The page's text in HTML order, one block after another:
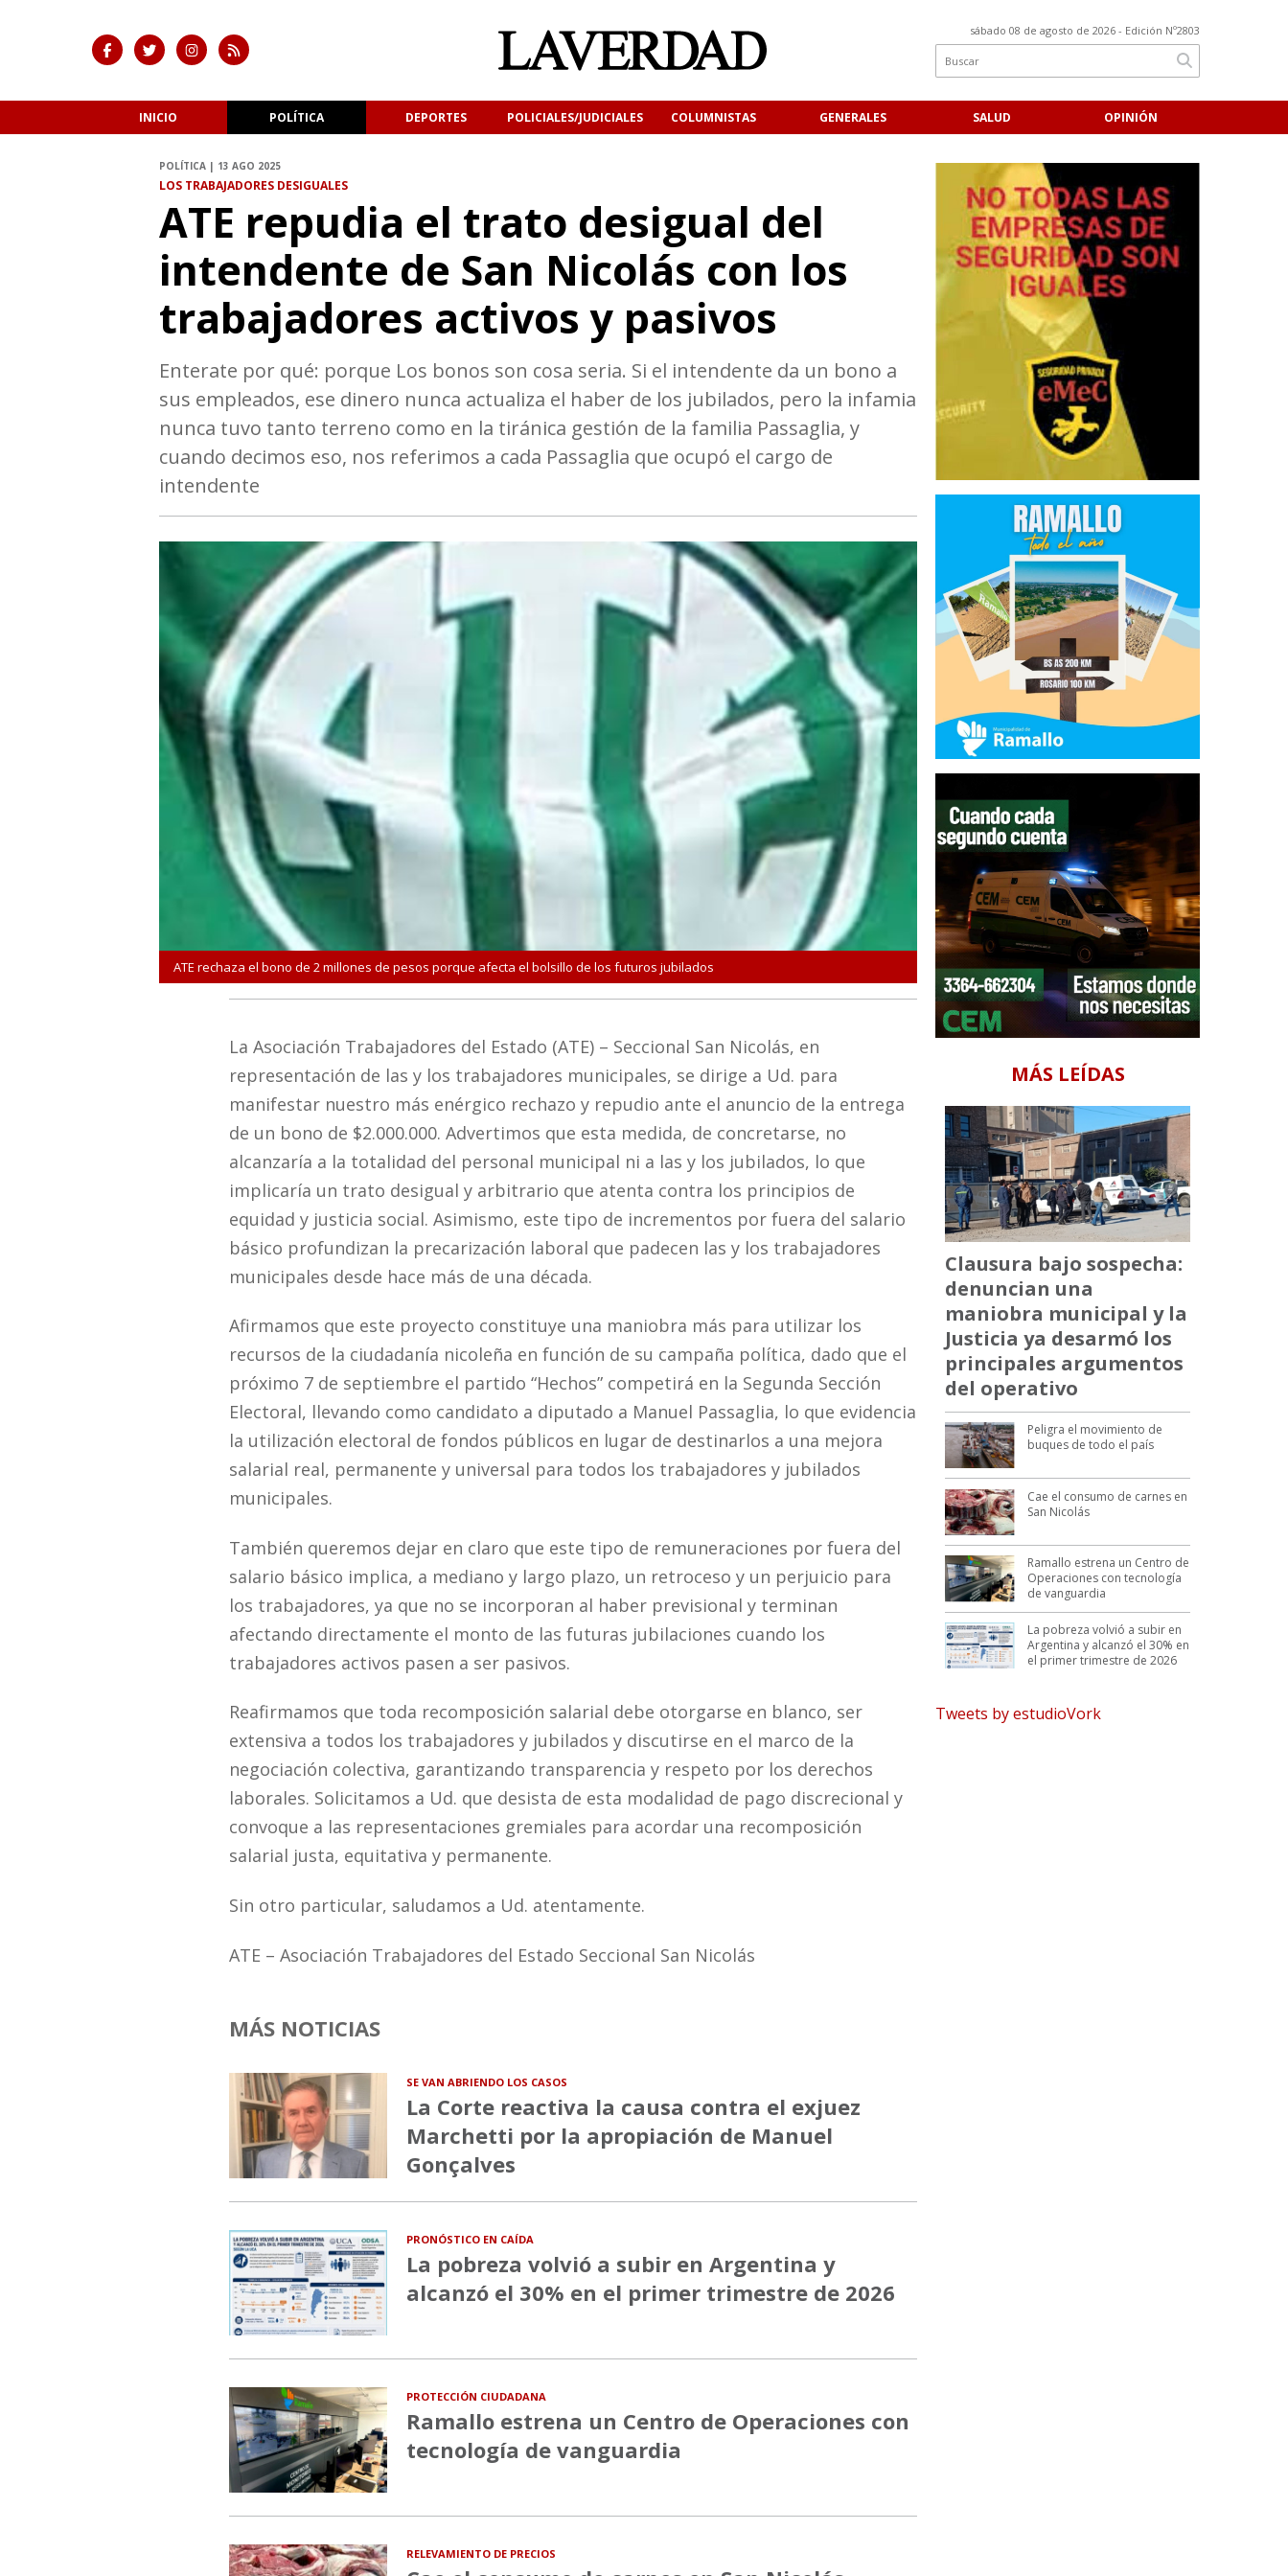
sábado 08 de agosto de 2026 - Edición Nº2803
INICIO POLÍTICA DEPORTES POLICIALES/JUDICIALES COLUMNISTAS GENERALES SALUD OPINIÓN
POLÍTICA | 13 AGO 2025
LOS TRABAJADORES DESIGUALES
ATE repudia el trato desigual del
intendente de San Nicolás con los
trabajadores activos y pasivos
Enterate por qué: porque Los bonos son cosa seria. Si el intendente da un bono a
sus empleados, ese dinero nunca actualiza el haber de los jubilados, pero la infamia
nunca tuvo tanto terreno como en la tiránica gestión de la familia Passaglia, y
cuando decimos eso, nos referimos a cada Passaglia que ocupó el cargo de
intendente
ATE rechaza el bono de 2 millones de pesos porque afecta el bolsillo de los futuros jubilados ATE rechaza el bono de 2 millones de pesos porque afecta
La Asociación Trabajadores del Estado (ATE) – Seccional San Nicolás, en
representación de las y los trabajadores municipales, se dirige a Ud. para
manifestar nuestro más enérgico rechazo y repudio ante el anuncio de la entrega
de un bono de $2.000.000. Advertimos que esta medida, de concretarse, no
alcanzaría a la totalidad del personal municipal ni a las y los jubilados, lo que
implicaría un trato desigual y arbitrario que atenta contra los principios de
equidad y justicia social. Asimismo, este tipo de incrementos por fuera del salario
básico profundizan la precarización laboral que padecen las y los trabajadores
municipales desde hace más de una década.
Afirmamos que este proyecto constituye una maniobra más para utilizar los
recursos de la ciudadanía nicoleña en función de su campaña política, dado que el
próximo 7 de septiembre el partido “Hechos” competirá en la Segunda Sección
Electoral, llevando como candidato a diputado a Manuel Passaglia, lo que evidencia
la utilización electoral de fondos públicos en lugar de destinarlos a una mejora
salarial real, permanente y universal para todos los trabajadores y jubilados
municipales.
También queremos dejar en claro que este tipo de remuneraciones por fuera del
salario básico implica, a mediano y largo plazo, un retroceso y un perjuicio para
los trabajadores, ya que no se incorporan al haber previsional y terminan
afectando directamente el monto de las futuras jubilaciones cuando los
trabajadores activos pasen a ser pasivos.
Reafirmamos que toda recomposición salarial debe otorgarse en blanco, ser
extensiva a todos los trabajadores y jubilados y discutirse en el marco de la
negociación colectiva, garantizando transparencia y respeto por los derechos
laborales. Solicitamos a Ud. que desista de esta modalidad de pago discrecional y
convoque a las representaciones gremiales para acordar una recomposición
salarial justa, equitativa y permanente.
Sin otro particular, saludamos a Ud. atentamente.
ATE – Asociación Trabajadores del Estado Seccional San Nicolás
MÁS NOTICIAS
SE VAN ABRIENDO LOS CASOS
La Corte reactiva la causa contra el exjuez
Marchetti por la apropiación de Manuel
Gonçalves
PRONÓSTICO EN CAÍDA
La pobreza volvió a subir en Argentina y
alcanzó el 30% en el primer trimestre de 2026
PROTECCIÓN CIUDADANA
Ramallo estrena un Centro de Operaciones con
tecnología de vanguardia
RELEVAMIENTO DE PRECIOS
MÁS LEÍDAS
Clausura bajo sospecha:
denuncian una
maniobra municipal y la
Justicia ya desarmó los
principales argumentos
del operativo
Peligra el movimiento de
buques de todo el país
Cae el consumo de carnes en
San Nicolás
Ramallo estrena un Centro de
Operaciones con tecnología
de vanguardia
La pobreza volvió a subir en
Argentina y alcanzó el 30% en
el primer trimestre de 2026
Tweets by estudioVork